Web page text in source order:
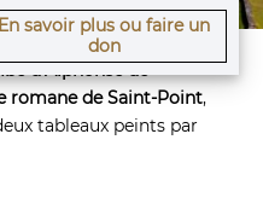
En savoir plus ou faire un
don
nous vous
d’Alphonse de
romane de Saint-Point,
tableaux peints par